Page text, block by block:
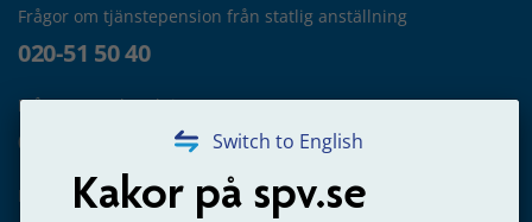
Switch to English
Kakor på spv.se
Frågor om tjänstepension från statlig anställning
020-51 50 40
Frågor om utbetalning
020-65 00 65
Kontakta oss